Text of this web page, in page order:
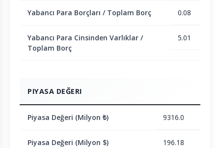
Yabancı Para Borçları / Toplam Borç 0.08
Yabancı Para Cinsinden Varlıklar /
Toplam Borç
5.01
PIYASA DEĞERI
Piyasa Değeri (Milyon ₺) 9316.0
Piyasa Değeri (Milyon $) 196.18